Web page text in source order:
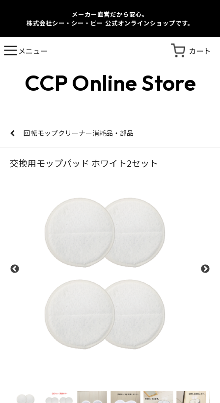
メーカー直営だから安心。
株式会社シー・シー・ピー 公式オンラインショップです。
メニュー カート
CCP Online Store
回転モップクリーナー消耗品・部品
交換用モップパッド ホワイト2セット